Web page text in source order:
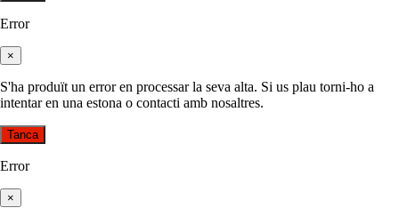
Error
×
S'ha produït un error en processar la seva alta. Si us plau torni-ho a
intentar en una estona o contacti amb nosaltres.
Tanca
Error
×